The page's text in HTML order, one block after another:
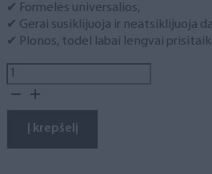
✔ Formelės universalios,
✔ Gerai susiklijuoja ir neatsiklijuoja
✔ Plonos, todėl labai lengvai
produkto
kiekis:
nagų
priauginimo
Į krepšelį